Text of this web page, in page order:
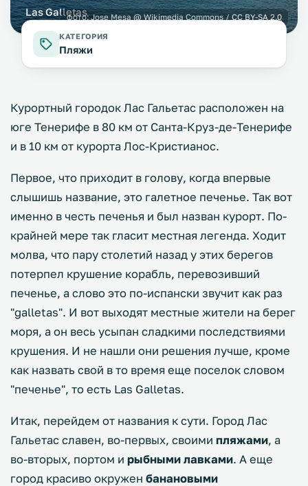
Las Galletas
фото:Jose Mesa @ Wikimedia Commons / CC BY-SA 2.0
КАТЕГОРИЯ
Пляжи
Курортный городок Лас Гальетас расположен на
юге Тенерифе в 80 км от Санта-Круз-де-Тенерифе
и в 10 км от курорта Лос-Кристианос.
Первое, что приходит в голову, когда впервые
слышишь название, это галетное печенье. Так вот
именно в честь печенья и был назван курорт. По-
крайней мере так гласит местная легенда. Ходит
молва, что пару столетий назад у этих берегов
потерпел крушение корабль, перевозивший
печенье, а слово это по-испански звучит как раз
"galletas". И вот выходят местные жители на берег
моря, а он весь усыпан сладкими последствиями
крушения. И не нашли они решения лучше, кроме
как назвать свой в то время еще поселок словом
"печенье", то есть Las Galletas.
Итак, перейдем от названия к сути. Город Лас
Гальетас славен, во-первых, своими пляжами, а
во-вторых, портом и рыбными лавками. А еще
город красиво окружен банановыми